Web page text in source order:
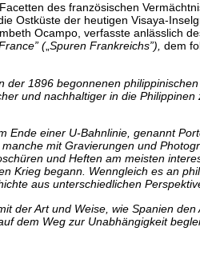
des französischen
Ostküste der heutigen Visaya-
Ocampo, verfasste anlässlich
(„Spuren Frankreichs”),dem
1896 begonnenen
und nachhaltiger in die
Ende einer U-Bahnlinie, genannt
mit Gravierungen und
und Heften am meisten
Krieg begann. Wenngleich es an
aus unterschiedlichen
der Art und Weise, wie Spanien
dem Weg zur Unabhängigkeit